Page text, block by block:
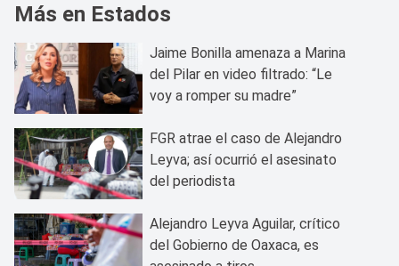
Más en Estados
Jaime Bonilla amenaza a Marina
del Pilar en video filtrado: “Le
voy a romper su madre”
FGR atrae el caso de Alejandro
Leyva; así ocurrió el asesinato
del periodista
Alejandro Leyva Aguilar, crítico
del Gobierno de Oaxaca, es